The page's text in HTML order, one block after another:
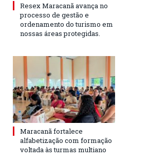
Resex Maracanã avança no
processo de gestão e
ordenamento do turismo em
nossas áreas protegidas.
Maracanã fortalece
alfabetização com formação
voltada às turmas multiano